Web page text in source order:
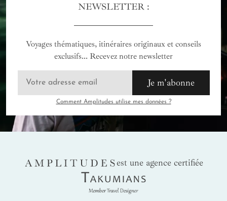
NEWSLETTER :
Voyages thématiques, itinéraires originaux et conseils
exclusifs... Recevez notre newsletter
Je m'abonne
Comment Amplitudes utilise mes données ?
AMPLITUDES
est une agence certifiée
Takumians